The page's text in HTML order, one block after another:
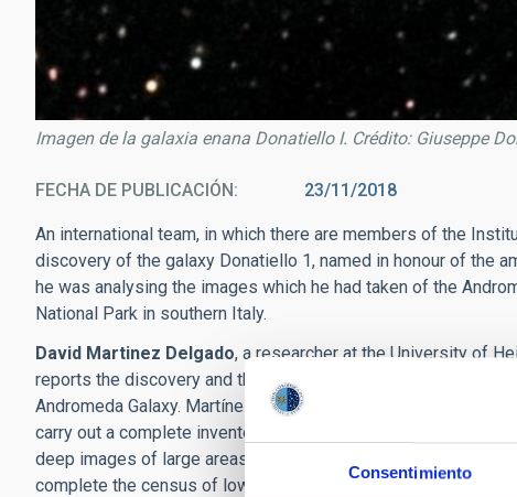
Consentimiento
Imagen de la galaxia enana Donatiello I. Crédito: Giuseppe
FECHA DE PUBLICACIÓN 23/11/2018
An international team, in which there are members of the
discovery of the galaxy Donatiello 1, named in honour of the
he was analysing the images which he had taken of the
National Park in southern Italy.
David Martinez Delgado, a researcher at the University of
reports the discovery and the characteristics of this dwarf
Andromeda Galaxy. Martínez Delgado maintains that “It is
carry out a complete inventory of the dwarf galaxies in the
deep images of large areas of the sky taken using small
complete the census of low surface brightness galaxies,